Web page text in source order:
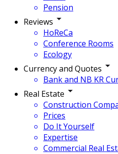
Pension
Reviews
HoReCa
Conference Rooms
Ecology
Currency and Quotes
Bank and NB KR
Real Estate
Construction
Prices
Do It Yourself
Expertise
Commercial Real